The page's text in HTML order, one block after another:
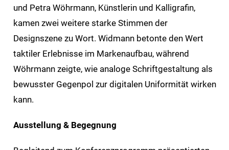
und Petra Wöhrmann, Künstlerin und Kalligrafin,
kamen zwei weitere starke Stimmen der
Designszene zu Wort. Widmann betonte den Wert
taktiler Erlebnisse im Markenaufbau, während
Wöhrmann zeigte, wie analoge Schriftgestaltung als
bewusster Gegenpol zur digitalen Uniformität wirken
kann.
Ausstellung & Begegnung